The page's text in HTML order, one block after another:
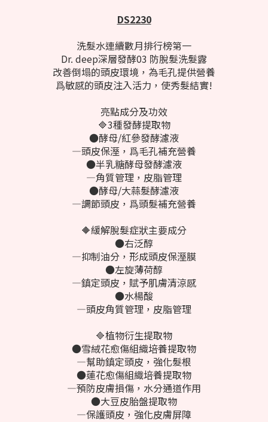
DS2230
洗髮水連續數月排行榜第一
Dr. deep深層發酵03 防脫髮洗髮露
改善倒塌的頭皮環境，為毛孔提供營養
爲敏感的頭皮注入活力，使秀髮結實!
亮點成分及功效
🔷3種發酵提取物
●酵母/紅參發酵濾液
—頭皮保溼，爲毛孔補充營養
●半乳糖酵母發酵濾液
—角質管理，皮脂管理
●酵母/大蒜髮酵濾液
—調節頭皮，爲頭髮補充營養
🔶緩解脫髮症狀主要成分
●右泛醇
—抑制油分，形成頭皮保溼膜
●左旋薄荷醇
—鎮定頭皮，賦予肌膚清涼感
●水楊酸
—頭皮角質管理，皮脂管理
🔷植物衍生提取物
●雪絨花愈傷組織培養提取物
—幫助鎮定頭皮，強化髮根
●蓮花愈傷組織培養提取物
—預防皮膚損傷，水分通道作用
●大豆皮胎盤提取物
—保護頭皮，強化皮膚屏障